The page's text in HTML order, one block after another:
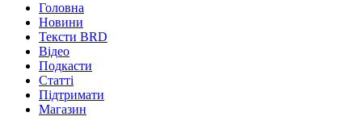
Головна
Новини
Тексти BRD
Відео
Подкасти
Статті
Підтримати
Магазин